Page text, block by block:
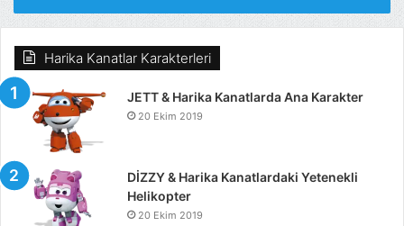
Harika Kanatlar Karakterleri
JETT & Harika Kanatlarda Ana Karakter
20 Ekim 2019
DİZZY & Harika Kanatlardaki Yetenekli
Helikopter
20 Ekim 2019